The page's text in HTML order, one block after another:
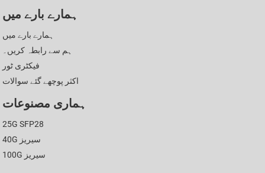
ہمارے بارے میں
ہمارے بارے میں
ہم سے رابطہ کریں۔
فیکٹری ٹور
اکثر پوچھے گئے سوالات
ہماری مصنوعات
25G SFP28
40G سیریز
100G سیریز